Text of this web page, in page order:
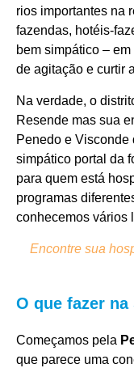
rios importantes na
fazendas, hotéis-
bem simpático –
de agitação e curtir
Na verdade, o
Resende mas sua
Penedo e Visconde
simpático portal da
para quem está
programas
conhecemos vários
Encontre sua
O que fazer
Começamos pela
que parece uma